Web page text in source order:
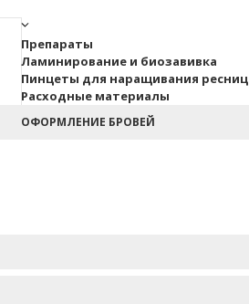
Препараты
Ламинирование и биозавивка
Пинцеты для наращивания ресниц
Расходные материалы
ОФОРМЛЕНИЕ БРОВЕЙ